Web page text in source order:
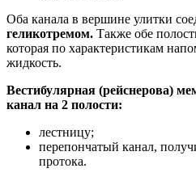
Оба канала в вершине улитки
геликотремом. Также обе
которая по характеристикам
жидкость.
Вестибулярная (рейснерова)
канал на 2 полости:
лестницу;
перепончатый канал,
протока.